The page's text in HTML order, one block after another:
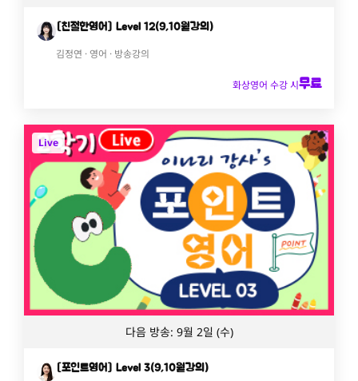
[친절한영어] Level 12(9,10월강의)
김정연 · 영어 · 방송강의
화상영어 수강 시무료
Live
다음 방송: 9월 2일 (수)
[포인트영어] Level 3(9,10월강의)